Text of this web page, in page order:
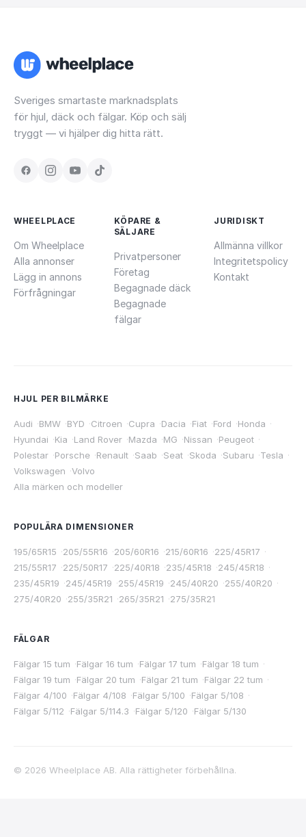
Sveriges smartaste marknadsplats
för hjul, däck och fälgar. Köp och sälj
tryggt — vi hjälper dig hitta rätt.
WHEELPLACE
Om Wheelplace
Alla annonser
Lägg in annons
Förfrågningar
KÖPARE &
SÄLJARE
Privatpersoner
Företag
Begagnade däck
Begagnade
fälgar
JURIDISKT
Allmänna villkor
Integritetspolicy
Kontakt
HJUL PER BILMÄRKE
Audi ·BMW ·BYD ·Citroen ·Cupra ·Dacia ·Fiat ·Ford ·Honda ·
Hyundai ·Kia ·Land Rover ·Mazda ·MG ·Nissan ·Peugeot ·
Polestar ·Porsche ·Renault ·Saab ·Seat ·Skoda ·Subaru ·Tesla ·
Volkswagen ·Volvo
Alla märken och modeller
POPULÄRA DIMENSIONER
195/65R15 ·205/55R16 ·205/60R16 ·215/60R16 ·225/45R17 ·
215/55R17 ·225/50R17 ·225/40R18 ·235/45R18 ·245/45R18 ·
235/45R19 ·245/45R19 ·255/45R19 ·245/40R20 ·255/40R20 ·
275/40R20 ·255/35R21 ·265/35R21 ·275/35R21
FÄLGAR
Fälgar 15 tum ·Fälgar 16 tum ·Fälgar 17 tum ·Fälgar 18 tum ·
Fälgar 19 tum ·Fälgar 20 tum ·Fälgar 21 tum ·Fälgar 22 tum ·
Fälgar 4/100 ·Fälgar 4/108 ·Fälgar 5/100 ·Fälgar 5/108 ·
Fälgar 5/112 ·Fälgar 5/114.3 ·Fälgar 5/120 ·Fälgar 5/130
© 2026 Wheelplace AB. Alla rättigheter förbehållna.